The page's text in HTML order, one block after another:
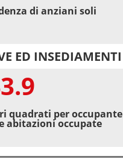
di anziani soli
ED INSEDIAMENTI
quadrati per occupante
abitazioni occupate